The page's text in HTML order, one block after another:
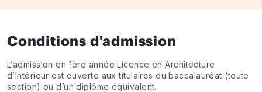
Conditions d'admission
L’admission en 1ère année Licence en Architecture
d’Intérieur est ouverte aux titulaires du baccalauréat (toute
section) ou d’un diplôme équivalent.